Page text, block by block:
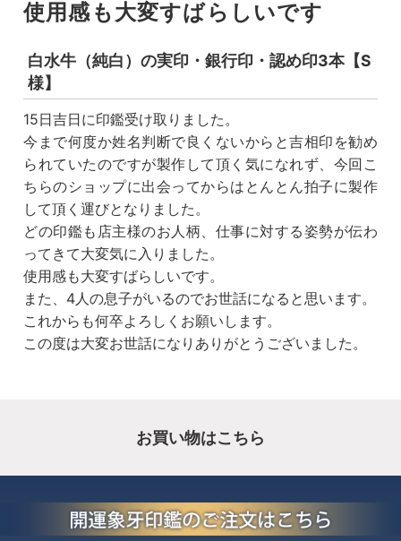
使用感も大変すばらしいです
白水牛（純白）の実印・銀行印・認め印3本【S
様】
15日吉日に印鑑受け取りました。
今まで何度か姓名判断で良くないからと吉相印を勧め
られていたのですが製作して頂く気になれず、今回こ
ちらのショップに出会ってからはとんとん拍子に製作
して頂く運びとなりました。
どの印鑑も店主様のお人柄、仕事に対する姿勢が伝わ
ってきて大変気に入りました。
使用感も大変すばらしいです。
また、4人の息子がいるのでお世話になると思います。
これからも何卒よろしくお願いします。
この度は大変お世話になりありがとうございました。
お買い物はこちら